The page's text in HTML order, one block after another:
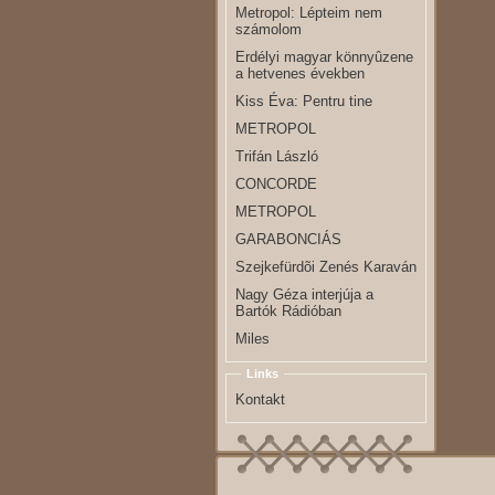
Metropol: Lépteim nem
számolom
Erdélyi magyar könnyûzene
a hetvenes években
Kiss Éva: Pentru tine
METROPOL
Trifán László
CONCORDE
METROPOL
GARABONCIÁS
Szejkefürdõi Zenés Karaván
Nagy Géza interjúja a
Bartók Rádióban
Miles
Links
Kontakt